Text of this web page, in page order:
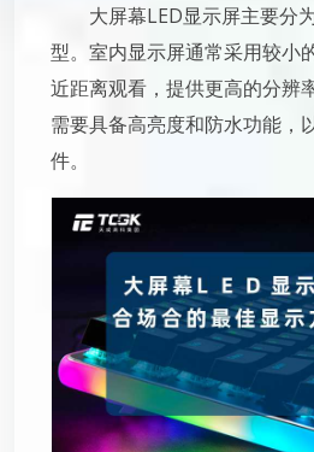
大屏幕LED显示屏主要分
型。室内显示屏通常采用较小
近距离观看，提供更高的分辨
需要具备高亮度和防水功能，
件。